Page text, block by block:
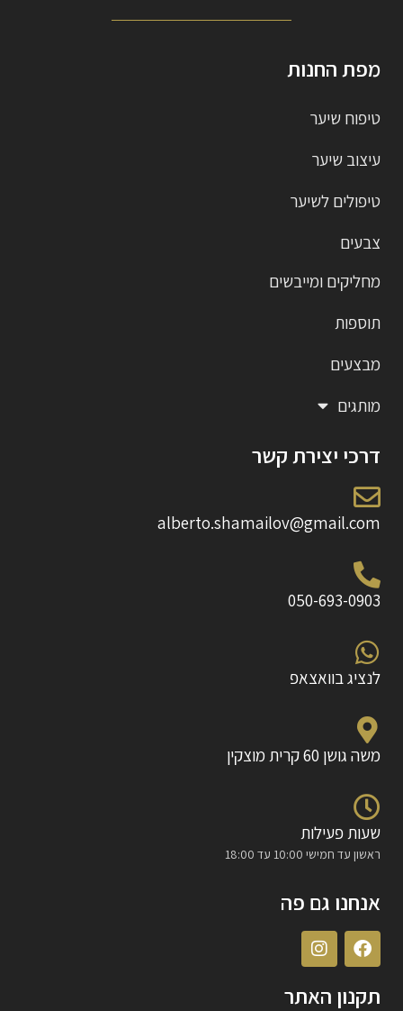
מפת החנות
טיפוח שיער
עיצוב שיער
טיפולים לשיער
צבעים
מחליקים ומייבשים
תוספות
מבצעים
מותגים
דרכי יצירת קשר
alberto.shamailov@gmail.com
050-693-0903
לנציג בוואצאפ
משה גושן 60 קרית מוצקין
שעות פעילות
ראשון עד חמישי 10:00 עד 18:00
אנחנו גם פה
תקנון האתר